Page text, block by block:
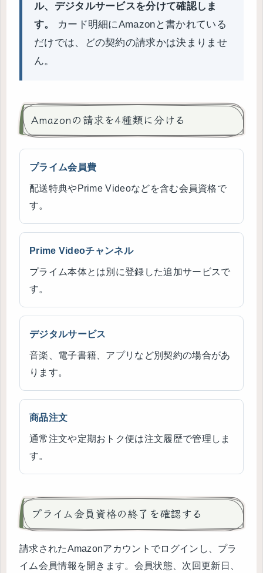
ル、デジタルサービスを分けて確認しま
す。
カード明細にAmazonと書かれている
だけでは、どの契約の請求かは決まりませ
ん。
Amazonの請求を4種類に分ける
プライム会員費
配送特典やPrime Videoなどを含む会員資格で
す。
Prime Videoチャンネル
プライム本体とは別に登録した追加サービスで
す。
デジタルサービス
音楽、電子書籍、アプリなど別契約の場合があ
ります。
商品注文
通常注文や定期おトク便は注文履歴で管理しま
す。
プライム会員資格の終了を確認する
請求されたAmazonアカウントでログインし、プラ
イム会員情報を開きます。会員状態、次回更新日、